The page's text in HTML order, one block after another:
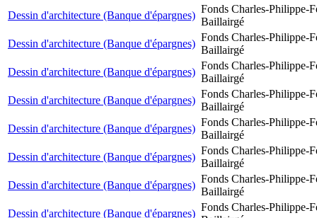
Dessin d'architecture (Banque d'épargnes)
Fonds Charles-Philippe-
Baillairgé
Dessin d'architecture (Banque d'épargnes)
Fonds Charles-Philippe-
Baillairgé
Dessin d'architecture (Banque d'épargnes)
Fonds Charles-Philippe-
Baillairgé
Dessin d'architecture (Banque d'épargnes)
Fonds Charles-Philippe-
Baillairgé
Dessin d'architecture (Banque d'épargnes)
Fonds Charles-Philippe-
Baillairgé
Dessin d'architecture (Banque d'épargnes)
Fonds Charles-Philippe-
Baillairgé
Dessin d'architecture (Banque d'épargnes)
Fonds Charles-Philippe-
Baillairgé
Dessin d'architecture (Banque d'épargnes)
Fonds Charles-Philippe-